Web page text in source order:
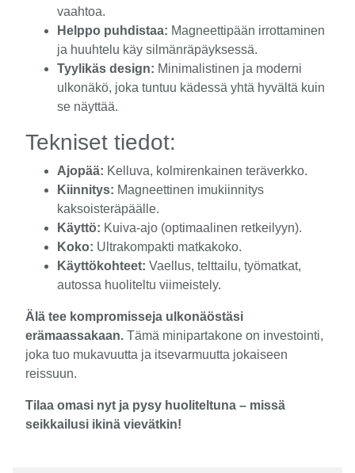
vaahtoa.
Helppo puhdistaa: Magneettipään irrottaminen
ja huuhtelu käy silmänräpäyksessä.
Tyylikäs design: Minimalistinen ja moderni
ulkonäkö, joka tuntuu kädessä yhtä hyvältä kuin
se näyttää.
Tekniset tiedot:
Ajopää: Kelluva, kolmirenkainen teräverkko.
Kiinnitys: Magneettinen imukiinnitys
kaksoisteräpäälle.
Käyttö: Kuiva-ajo (optimaalinen retkeilyyn).
Koko: Ultrakompakti matkakoko.
Käyttökohteet: Vaellus, telttailu, työmatkat,
autossa huoliteltu viimeistely.
Älä tee kompromisseja ulkonäöstäsi
erämaassakaan. Tämä minipartakone on investointi,
joka tuo mukavuutta ja itsevarmuutta jokaiseen
reissuun.
Tilaa omasi nyt ja pysy huoliteltuna – missä
seikkailusi ikinä vievätkin!